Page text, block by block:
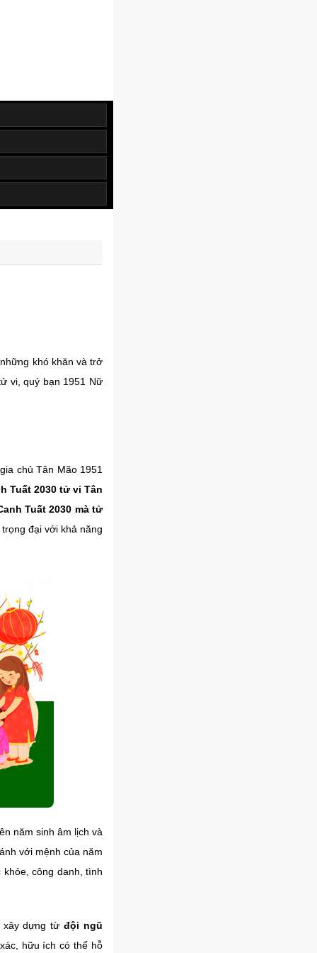
khó khăn và trở
vi, quý bạn 1951 Nữ
chủ Tân Mão 1951
Tuất 2030 tử vi Tân
Tuất 2030 mà tử
đại với khả năng
năm sinh âm lịch và
với mệnh của năm
công danh, tình
xây dựng từđội ngũ
hữu ích có thể hỗ